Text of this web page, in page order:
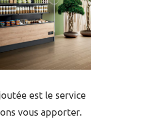
est le service
vous apporter.